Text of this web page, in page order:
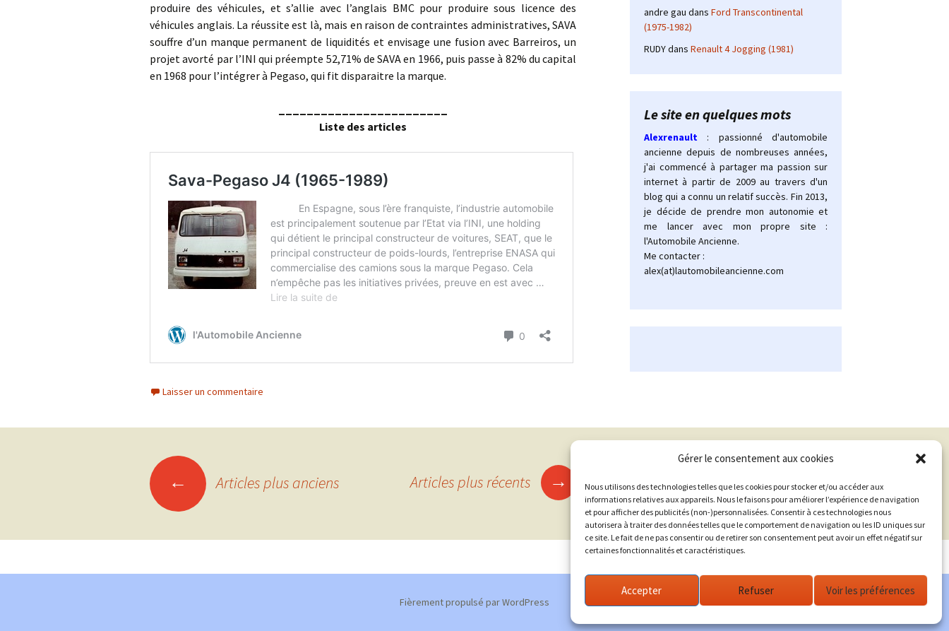
Gérer le consentement aux cookies
Nous utilisons des technologies telles que les cookies pour stocker et/ou accéder aux
informations relatives aux appareils. Nous le faisons pour améliorer l’expérience de navigation
et pour afficher des publicités (non-)personnalisées. Consentir à ces technologies nous
autorisera à traiter des données telles que le comportement de navigation ou les ID uniques sur
ce site. Le fait de ne pas consentir ou de retirer son consentement peut avoir un effet négatif sur
certaines fonctionnalités et caractéristiques.
Accepter Refuser Voir les préférences
produire des véhicules, et s’allie avec l’anglais BMC pour produire sous licence des
véhicules anglais. La réussite est là, mais en raison de contraintes administratives, SAVA
souffre d’un manque permanent de liquidités et envisage une fusion avec Barreiros, un
projet avorté par l’INI qui préempte 52,71% de SAVA en 1966, puis passe à 82% du capital
en 1968 pour l’intégrer à Pegaso, qui fit disparaitre la marque.
Liste des articles
Laisser un commentaire
Navigation
articles
← Articles plus anciens Articles plus récents →
andre gau dans Ford Transcontinental
(1975-1982)
RUDYdans Renault 4 Jogging (1981)
Le site en quelques mots
Alexrenault
: passionné d'automobile
ancienne depuis de nombreuses années,
j'ai commencé à partager ma passion sur
internet à partir de 2009 au travers d'un
blog qui a connu un relatif succès. Fin 2013,
je décide de prendre mon autonomie et
me lancer avec mon propre site :
l'Automobile Ancienne.
Me contacter :
alex(at)lautomobileancienne.com
Fièrement propulsé par WordPress